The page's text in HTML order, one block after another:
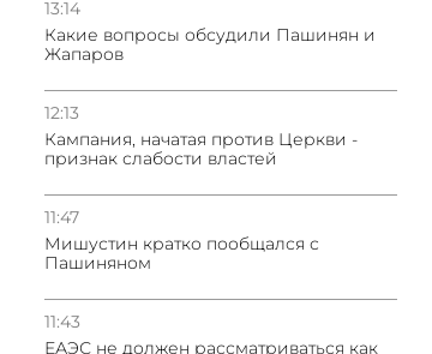
13:14
Какие вопросы обсудили Пашинян и
Жапаров
12:13
Кампания, начатая против Церкви -
признак слабости властей
11:47
Мишустин кратко пообщался с
Пашиняном
11:43
ЕАЭС не должен рассматриваться как